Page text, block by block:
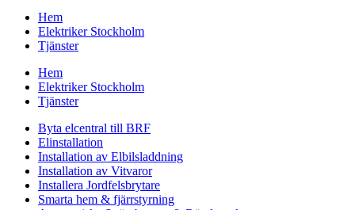
Hem
Elektriker Stockholm
Tjänster
Hem
Elektriker Stockholm
Tjänster
Byta elcentral till BRF
Elinstallation
Installation av Elbilsladdning
Installation av Vitvaror
Installera Jordfelsbrytare
Smarta hem & fjärrstyrning